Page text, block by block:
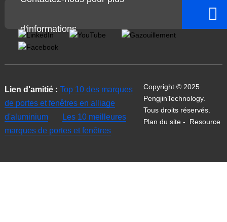
d'informations
Lien d'amitié : Top 10 des marques
de portes et fenêtres en alliage
d'aluminium
Les 10 meilleures
marques de portes et fenêtres
Copyright © 2025
PengjinTechnology.
Tous droits réservés.
Plan du site- Resource